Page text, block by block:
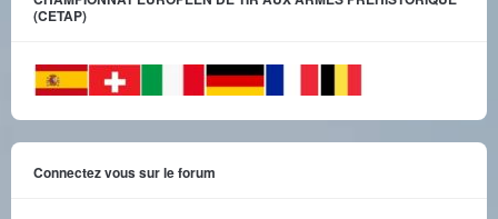
(CETAP)
Connectez vous sur le forum